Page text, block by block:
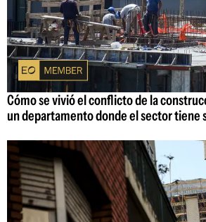
Cómo se vivió el conflicto de la
un departamento donde el sector tiene